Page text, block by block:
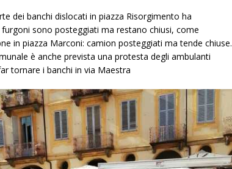
dei banchi dislocati in piazza Risorgimento ha
sono posteggiati ma restano chiusi, come
in piazza Marconi: camion posteggiati ma tende chiuse.
è anche prevista una protesta degli ambulanti
tornare i banchi in via Maestra